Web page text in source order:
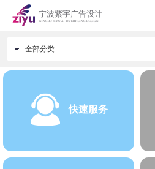
全部分类
快速服务